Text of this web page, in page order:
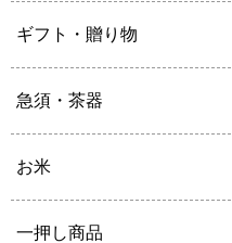
ギフト・贈り物
急須・茶器
お米
一押し商品